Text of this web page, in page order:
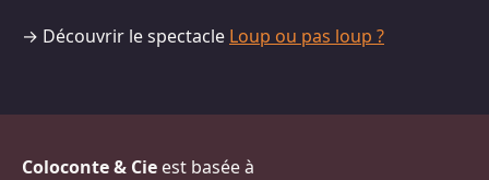
→ Découvrir le spectacle Loup ou pas loup ?
Coloconte & Cie est basée à